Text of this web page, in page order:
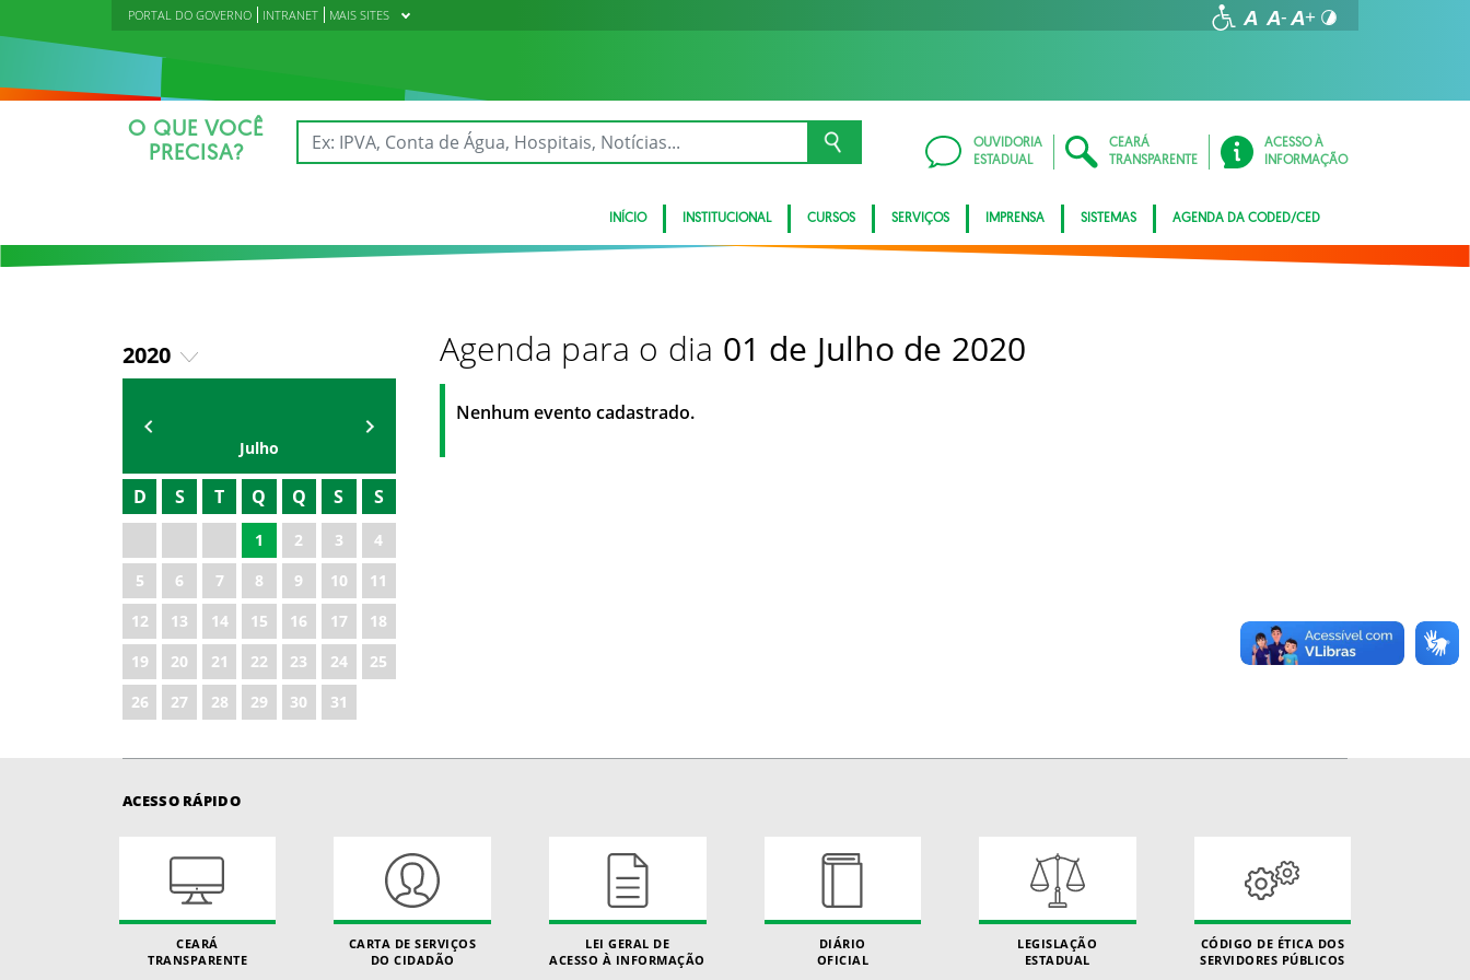
PORTAL DO GOVERNO INTRANET MAIS SITES
O QUE VOCÊ
PRECISA?
OUVIDORIA
ESTADUAL
CEARÁ
TRANSPARENTE
ACESSO À
INFORMAÇÃO
INÍCIO INSTITUCIONAL CURSOS SERVIÇOS IMPRENSA SISTEMAS AGENDA DA CODED/CED
2020
2019
2021
2022
2023
2024
2025
2026
Julho
D S T Q Q S S
1 2 3
4
5
6 7 8 9 10
11
12
13 14 15 16 17
18
19
20 21 22 23 24
25
26
27 28 29 30 31
Agenda para o dia 01 de Julho de 2020
Nenhum evento cadastrado.
ACESSO RÁPIDO
CEARÁ
TRANSPARENTE
CARTA DE SERVIÇOS
DO CIDADÃO
LEI GERAL DE
ACESSO À INFORMAÇÃO
DIÁRIO
OFICIAL
LEGISLAÇÃO
ESTADUAL
CÓDIGO DE ÉTICA DOS
SERVIDORES PÚBLICOS